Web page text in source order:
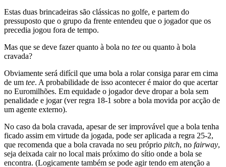
Estas duas brincadeiras são clássicas no golfe, e partem do
pressuposto que o grupo da frente entendeu que o jogador que os
precedia jogou fora de tempo.
Mas que se deve fazer quanto à bola no tee ou quanto à bola
cravada?
Obviamente será difícil que uma bola a rolar consiga parar em cima
de um tee. A probabilidade de isso acontecer é maior do que acertar
no Euromilhões. Em equidade o jogador deve dropar a bola sem
penalidade e jogar (ver regra 18-1 sobre a bola movida por acção de
um agente externo).
No caso da bola cravada, apesar de ser improvável que a bola tenha
ficado assim em virtude da jogada, pode ser aplicada a regra 25-2,
que recomenda que a bola cravada no seu próprio pitch, no fairway,
seja deixada cair no local mais próximo do sítio onde a bola se
encontra. (Logicamente também se pode agir tendo em atenção a